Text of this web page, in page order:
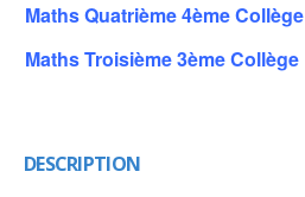
Maths Quatrième 4ème Collège
Maths Troisième 3ème Collège
DESCRIPTION